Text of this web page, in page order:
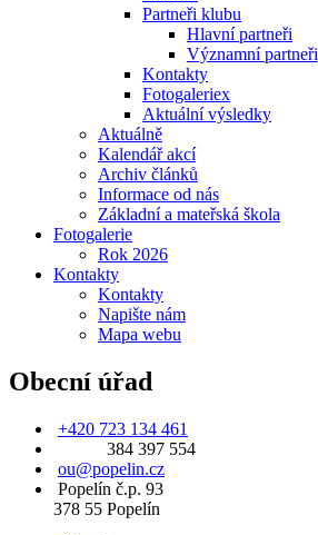
Partneři klubu
Hlavní partneři
Významní partneři
Kontakty
Fotogaleriex
Aktuální výsledky
Aktuálně
Kalendář akcí
Archiv článků
Informace od nás
Základní a mateřská škola
Fotogalerie
Rok 2026
Kontakty
Kontakty
Napište nám
Mapa webu
Obecní úřad
+420 723 134 461
384 397 554
ou@popelin.cz
Popelín č.p. 93
378 55 Popelín